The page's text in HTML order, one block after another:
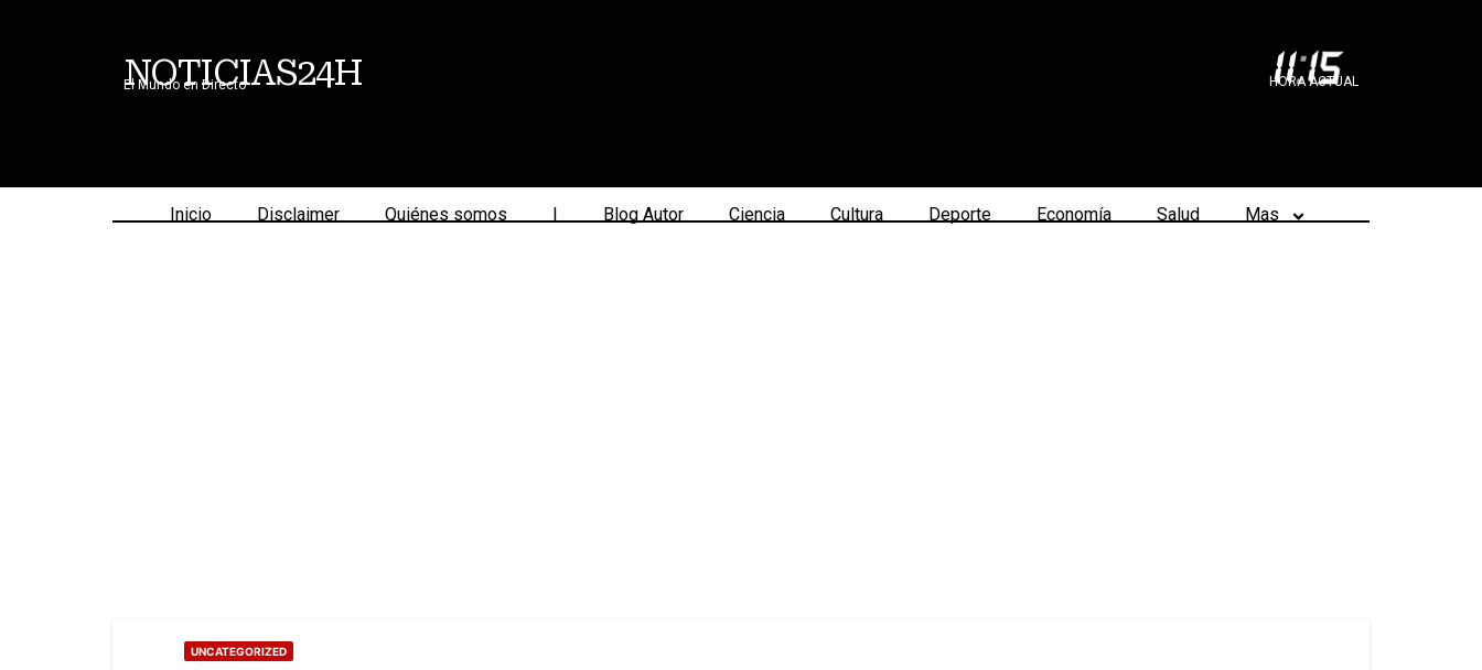
NOTICIAS24H
El Mundo en Directo 11:15
HORA ACTUAL
Inicio Disclaimer Quiénes somos | Blog Autor Ciencia Cultura Deporte Economía Salud Mas
UNCATEGORIZED